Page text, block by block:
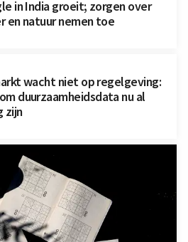
in India groeit; zorgen over
en natuur nemen toe
wacht niet op regelgeving:
duurzaamheidsdata nu al
zijn